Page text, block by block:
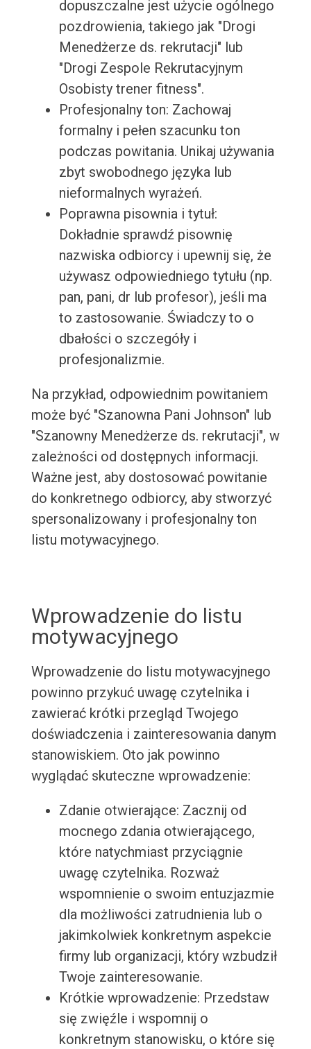
dopuszczalne jest użycie ogólnego
pozdrowienia, takiego jak "Drogi
Menedżerze ds. rekrutacji" lub
"Drogi Zespole Rekrutacyjnym
Osobisty trener fitness".
Profesjonalny ton: Zachowaj
formalny i pełen szacunku ton
podczas powitania. Unikaj używania
zbyt swobodnego języka lub
nieformalnych wyrażeń.
Poprawna pisownia i tytuł:
Dokładnie sprawdź pisownię
nazwiska odbiorcy i upewnij się, że
używasz odpowiedniego tytułu (np.
pan, pani, dr lub profesor), jeśli ma
to zastosowanie. Świadczy to o
dbałości o szczegóły i
profesjonalizmie.
Na przykład, odpowiednim powitaniem
może być "Szanowna Pani Johnson" lub
"Szanowny Menedżerze ds. rekrutacji", w
zależności od dostępnych informacji.
Ważne jest, aby dostosować powitanie
do konkretnego odbiorcy, aby stworzyć
spersonalizowany i profesjonalny ton
listu motywacyjnego.
Wprowadzenie do listu
motywacyjnego
Wprowadzenie do listu motywacyjnego
powinno przykuć uwagę czytelnika i
zawierać krótki przegląd Twojego
doświadczenia i zainteresowania danym
stanowiskiem. Oto jak powinno
wyglądać skuteczne wprowadzenie:
Zdanie otwierające: Zacznij od
mocnego zdania otwierającego,
które natychmiast przyciągnie
uwagę czytelnika. Rozważ
wspomnienie o swoim entuzjazmie
dla możliwości zatrudnienia lub o
jakimkolwiek konkretnym aspekcie
firmy lub organizacji, który wzbudził
Twoje zainteresowanie.
Krótkie wprowadzenie: Przedstaw
się zwięźle i wspomnij o
konkretnym stanowisku, o które się